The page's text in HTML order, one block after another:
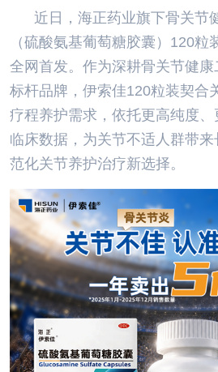
近日，海正药业旗下骨关节
（硫酸氨基葡萄糖胶囊）120粒
全网首发。作为深耕骨关节健
标杆品牌，伊索佳120粒装契合
疗程养护需求，依托更高纯度
临床数据，为关节不适人群带
范化关节养护治疗新选择。